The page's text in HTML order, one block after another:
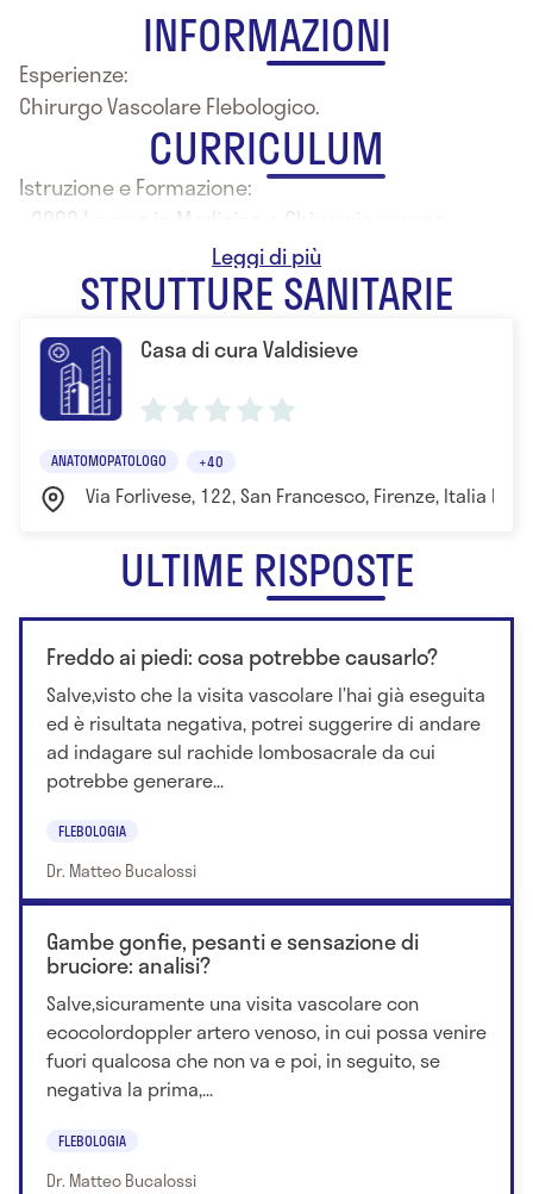
INFORMAZIONI
Esperienze:
Chirurgo Vascolare Flebologico.
CURRICULUM
Istruzione e Formazione:
- 2000 Laurea in Medicina e Chirurgia presso
l'Università degli Studi di Siena
STRUTTURE SANITARIE
Casa di cura Valdisieve
ANATOMOPATOLOGO +40
Via Forlivese, 122, San Francesco, Firenze, Italia
ULTIME RISPOSTE
Freddo ai piedi: cosa potrebbe causarlo?
Salve,visto che la visita vascolare l’hai già eseguita
ed è risultata negativa, potrei suggerire di andare
ad indagare sul rachide lombosacrale da cui
potrebbe generare...
FLEBOLOGIA
Dr. Matteo Bucalossi
Gambe gonfie, pesanti e sensazione di
bruciore: analisi?
Salve,sicuramente una visita vascolare con
ecocolordoppler artero venoso, in cui possa venire
fuori qualcosa che non va e poi, in seguito, se
negativa la prima,...
FLEBOLOGIA
Dr. Matteo Bucalossi